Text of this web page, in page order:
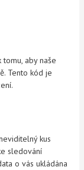
aby naše
Tento kód je
kus
sledování
o vás ukládána